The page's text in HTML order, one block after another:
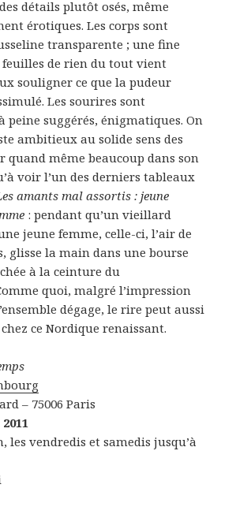
détails plutôt osés, même
érotiques. Les corps sont
transparente ; une fine
de rien du tout vient
souligner ce que la pudeur
Les sourires sont
peine suggérés, énigmatiques. On
ambitieux au solide sens des
quand même beaucoup dans son
voir l’un des derniers tableaux
amants mal assortis : jeune
: pendant qu’un vieillard
jeune femme, celle-ci, l’air de
glisse la main dans une bourse
à la ceinture du
quoi, malgré l’impression
dégage, le rire peut aussi
ce Nordique renaissant.
– 75006 Paris
les vendredis et samedis jusqu’à